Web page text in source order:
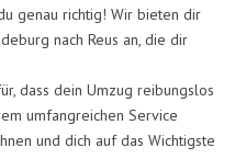
genau richtig! Wir bieten dir
nach Reus an, die dir
dass dein Umzug reibungslos
umfangreichen Service
und dich auf das Wichtigste